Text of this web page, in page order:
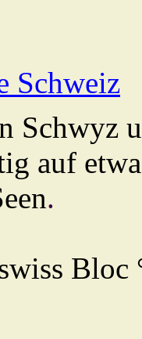
Schweiz
Schwyz
auf
.
Bloc